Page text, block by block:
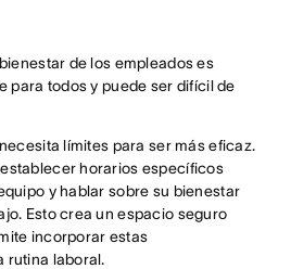
de los empleados es
para todos y puede ser difícil de
límites para ser más eficaz.
horarios específicos
y hablar sobre su bienestar
Esto crea un espacio seguro
incorporar estas
rutina laboral.